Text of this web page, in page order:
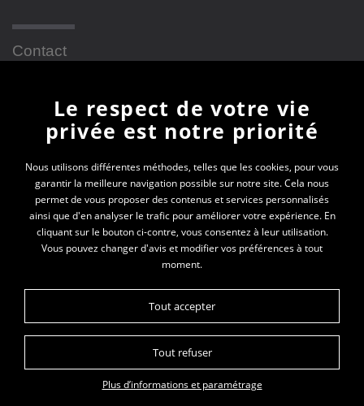
Contact
Newsletter
En vous inscrivant à la newsletter, vous recevrez
toutes les actualités des PEP 69
Votre e-mail*
Le respect de votre vie
privée est notre priorité
Nous utilisons différentes méthodes, telles que les cookies, pour vous
garantir la meilleure navigation possible sur notre site. Cela nous
permet de vous proposer des contenus et services personnalisés
ainsi que d'en analyser le trafic pour améliorer votre expérience. En
cliquant sur le bouton ci-contre, vous consentez à leur utilisation.
Vous pouvez changer d'avis et modifier vos préférences à tout
moment.
Tout accepter
Tout refuser
Plus d’informations et paramétrage